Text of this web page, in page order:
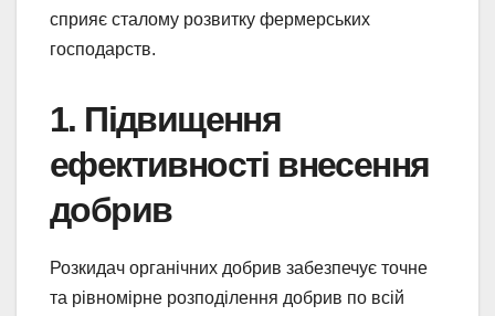
сприяє сталому розвитку фермерських
господарств.
1. Підвищення
ефективності внесення
добрив
Розкидач органічних добрив забезпечує точне
та рівномірне розподілення добрив по всій